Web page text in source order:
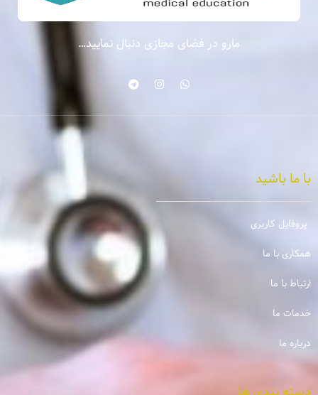
مارو در فضای مجازی دنبال نمایید…
با ما باشید
پروفایل کاربری
همکاری با ما
ارتباط با ما
خدمات ما
درباره ما